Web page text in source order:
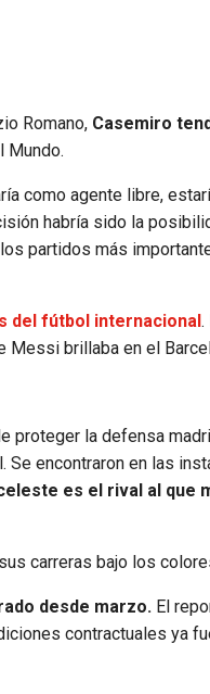
Romano, Casemiro
Mundo.
como agente libre,
habría sido la
partidos más
del fútbol internacional.
Messi brillaba en el
proteger la defensa
Se encontraron en las
es el rival al que
carreras bajo los
desde marzo. El
contractuales ya